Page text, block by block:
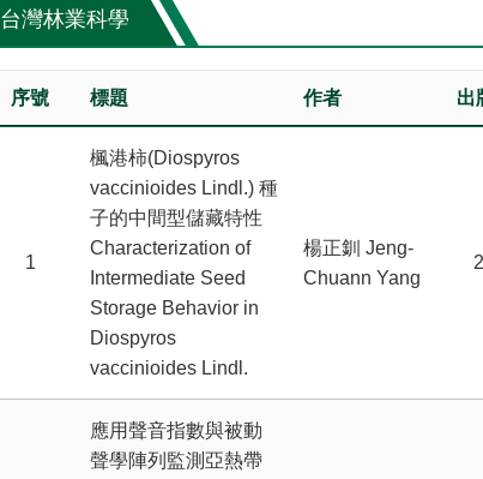
台灣林業科學
序號 標題 作者 出
1
楓港柿(Diospyros
vaccinioides Lindl.) 種
子的中間型儲藏特性
Characterization of
Intermediate Seed
Storage Behavior in
Diospyros
vaccinioides Lindl.
楊正釧 Jeng-
Chuann Yang
應用聲音指數與被動
聲學陣列監測亞熱帶